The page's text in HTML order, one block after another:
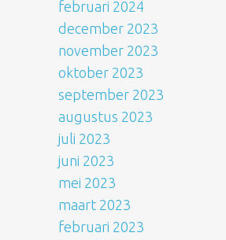
februari 2024
december 2023
november 2023
oktober 2023
september 2023
augustus 2023
juli 2023
juni 2023
mei 2023
maart 2023
februari 2023